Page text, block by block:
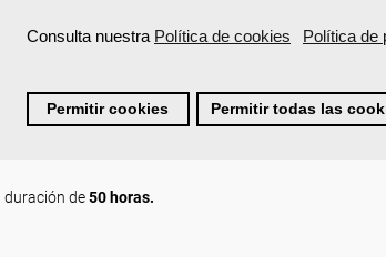
Consulta nuestra Política de cookies Política de
Permitir cookies Permitir todas las
del paciente y su entorno.
profesional.
duración de50 horas.